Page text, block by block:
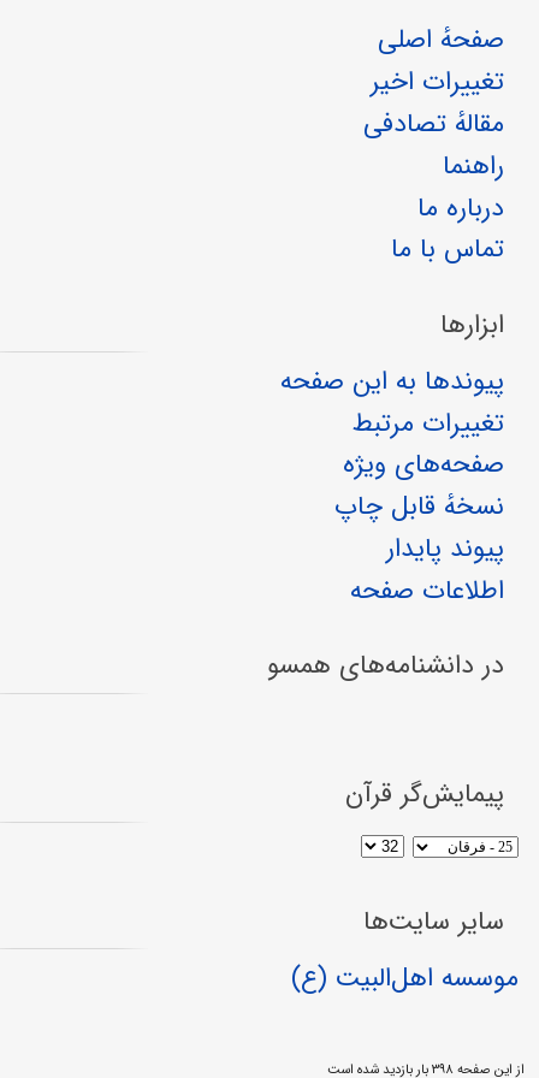
صفحهٔ اصلی
تغییرات اخیر
مقالهٔ تصادفی
راهنما
درباره ما
تماس با ما
ابزارها
پیوندها به این صفحه
تغییرات مرتبط
صفحه‌های ویژه
نسخهٔ قابل چاپ
پیوند پایدار
اطلاعات صفحه
در دانشنامه‌های همسو
پیمایش‌گر قرآن
سایر سایت‌ها
موسسه اهل‌البیت (ع)
از این صفحه ۳۹۸ بار بازدید شده است